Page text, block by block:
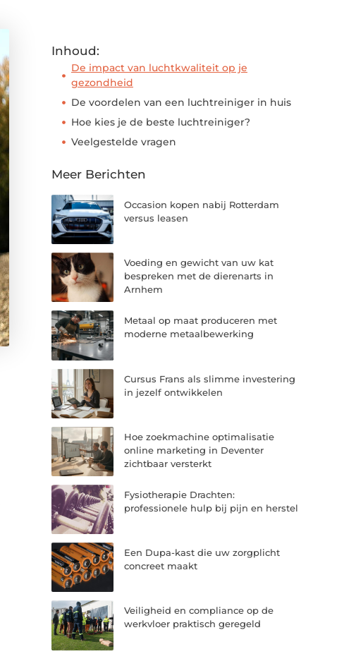
Inhoud:
De impact van luchtkwaliteit op je
gezondheid
De voordelen van een luchtreiniger in huis
Hoe kies je de beste luchtreiniger?
Veelgestelde vragen
Meer Berichten
Occasion kopen nabij Rotterdam
versus leasen
Voeding en gewicht van uw kat
bespreken met de dierenarts in
Arnhem
Metaal op maat produceren met
moderne metaalbewerking
Cursus Frans als slimme investering
in jezelf ontwikkelen
Hoe zoekmachine optimalisatie
online marketing in Deventer
zichtbaar versterkt
Fysiotherapie Drachten:
professionele hulp bij pijn en herstel
Een Dupa-kast die uw zorgplicht
concreet maakt
Veiligheid en compliance op de
werkvloer praktisch geregeld